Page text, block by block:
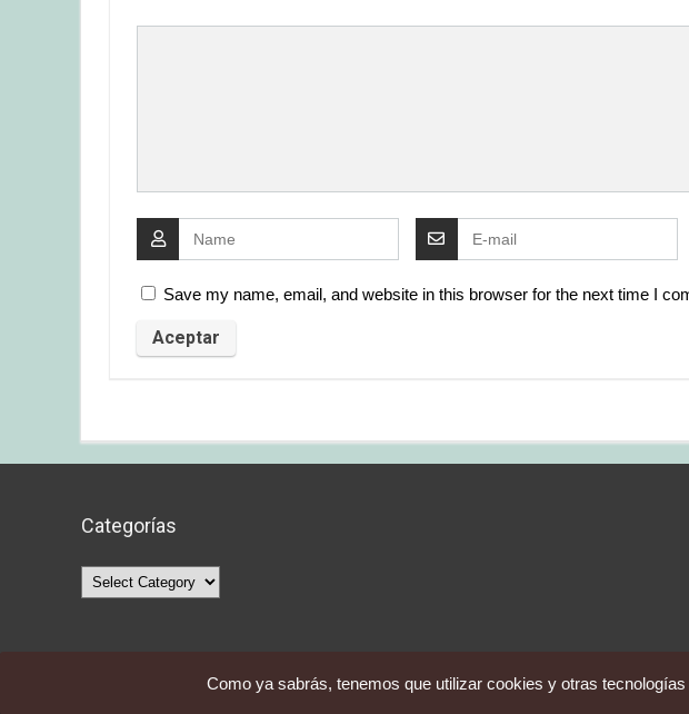
Save my name, email, and website in this browser for the next time I
Categorías
Categorías
Como ya sabrás, tenemos que utilizar cookies y otras